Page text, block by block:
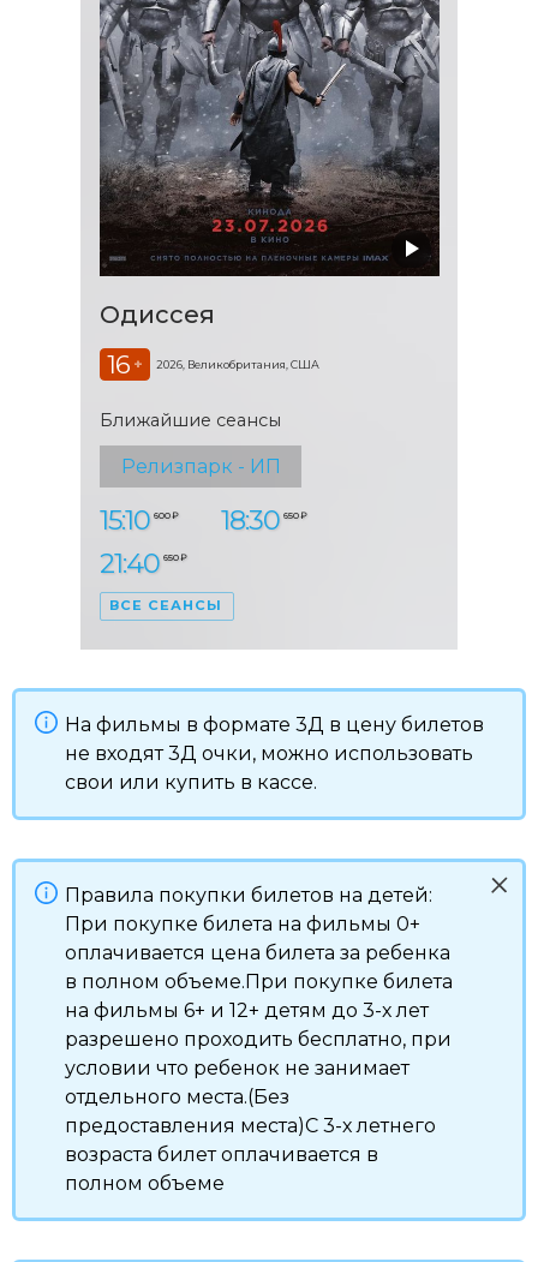
Одиссея
16 + 2026, Великобритания, США
Ближайшие сеансы
Релизпарк - ИП
15:10 600 ₽ 18:30 650 ₽
21:40 650 ₽
ВСЕ СЕАНСЫ
На фильмы в формате 3Д в цену билетов
не входят 3Д очки, можно использовать
свои или купить в кассе.
Правила покупки билетов на детей:
При покупке билета на фильмы 0+
оплачивается цена билета за ребенка
в полном объеме.При покупке билета
на фильмы 6+ и 12+ детям до 3-х лет
разрешено проходить бесплатно, при
условии что ребенок не занимает
отдельного места.(Без
предоставления места)С 3-х летнего
возраста билет оплачивается в
полном объеме